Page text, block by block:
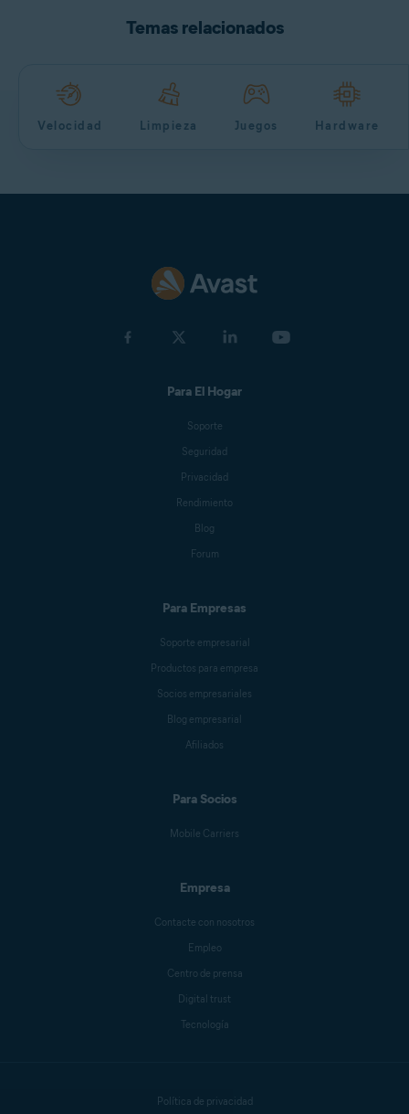
Temas relacionados
Velocidad Limpieza Juegos Hardware
Para El Hogar
Soporte
Seguridad
Privacidad
Rendimiento
Blog
Forum
Para Empresas
Soporte empresarial
Productos para empresa
Socios empresariales
Blog empresarial
Afiliados
Para Socios
Mobile Carriers
Empresa
Contacte con nosotros
Empleo
Centro de prensa
Digital trust
Tecnología
Política de privacidad